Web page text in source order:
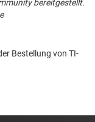
bereitgestellt.
Bestellung von TI-